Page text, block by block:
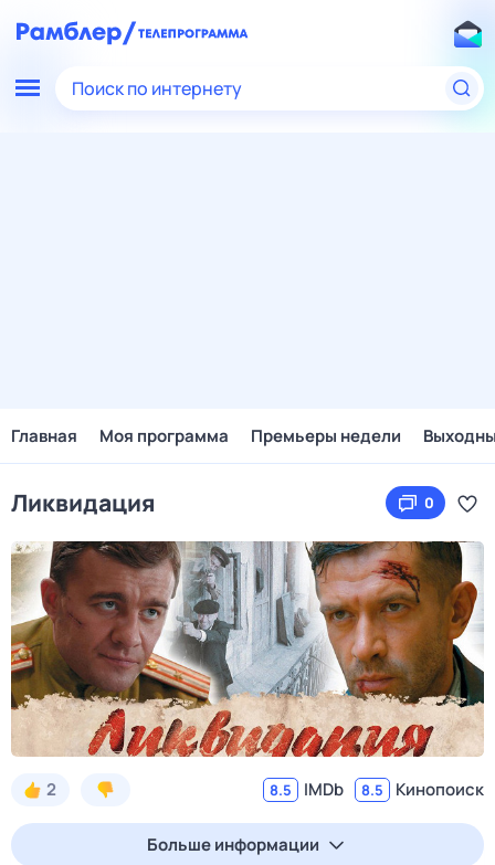
Поиск по интернету
Главная Моя программа Премьеры недели
Ликвидация 0
2 8.5 IMDb 8.5 Кинопоиск
Больше информации